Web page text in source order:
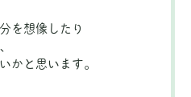
を想像したり
かと思います。